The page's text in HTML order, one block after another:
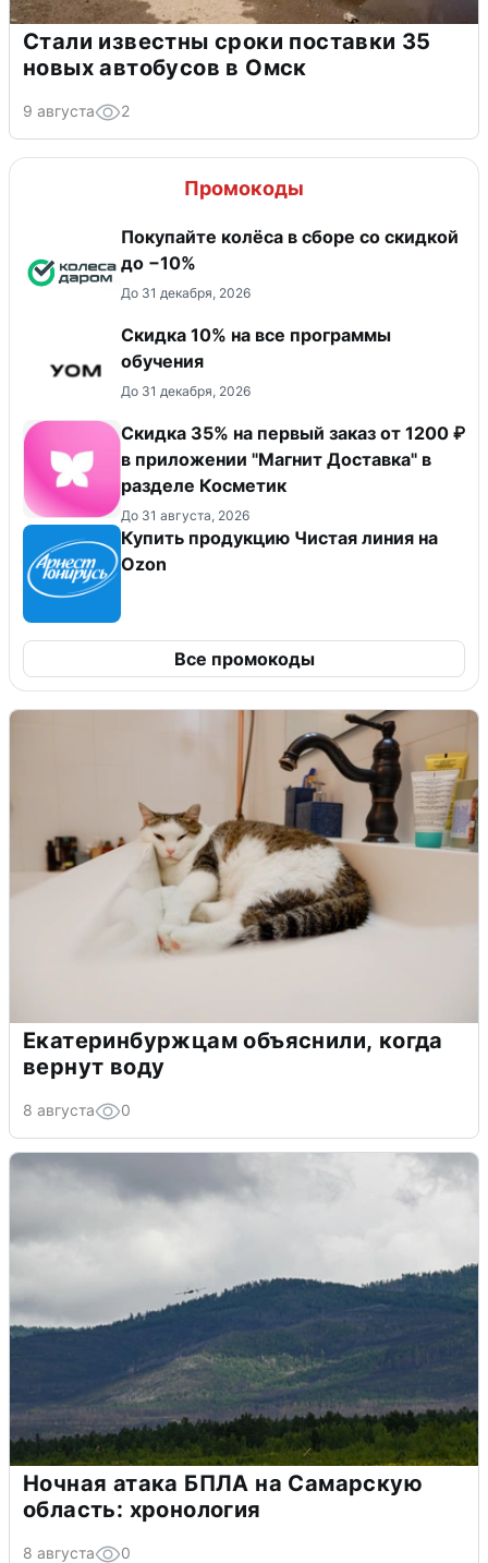
Стали известны сроки поставки 35
новых автобусов в Омск
9 августа 2
Промокоды
Покупайте колёса в сборе со скидкой
до −10%
До 31 декабря, 2026
Скидка 10% на все программы
обучения
До 31 декабря, 2026
​Скидка 35% на первый заказ от 1200 ₽
в приложении "Магнит Доставка"​ в
разделе Косметик
До 31 августа, 2026
Купить продукцию Чистая линия на
Ozon
Все промокоды
Екатеринбуржцам объяснили, когда
вернут воду
8 августа 0
Ночная атака БПЛА на Самарскую
область: хронология
8 августа 0